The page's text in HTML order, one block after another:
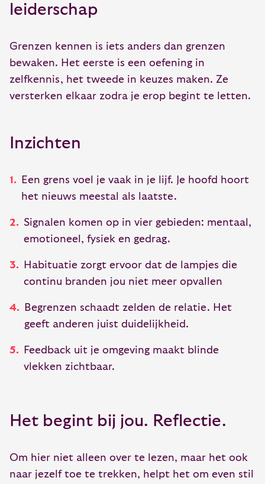
leiderschap
Grenzen kennen is iets anders dan grenzen
bewaken. Het eerste is een oefening in
zelfkennis, het tweede in keuzes maken. Ze
versterken elkaar zodra je erop begint te letten.
Inzichten
Een grens voel je vaak in je lijf. Je hoofd hoort
het nieuws meestal als laatste.
Signalen komen op in vier gebieden: mentaal,
emotioneel, fysiek en gedrag.
Habituatie zorgt ervoor dat de lampjes die
continu branden jou niet meer opvallen
Begrenzen schaadt zelden de relatie. Het
geeft anderen juist duidelijkheid.
Feedback uit je omgeving maakt blinde
vlekken zichtbaar.
Het begint bij jou. Reflectie.
Om hier niet alleen over te lezen, maar het ook
naar jezelf toe te trekken, helpt het om even stil